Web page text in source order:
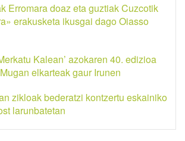
Erromara doaz eta guztiak Cuzcotik
erakusketa ikusgai dago Oiasso
Kalean’ azokaren 40. edizioa
elkarteak gaur Irunen
zikloak bederatzi kontzertu eskainiko
larunbatetan